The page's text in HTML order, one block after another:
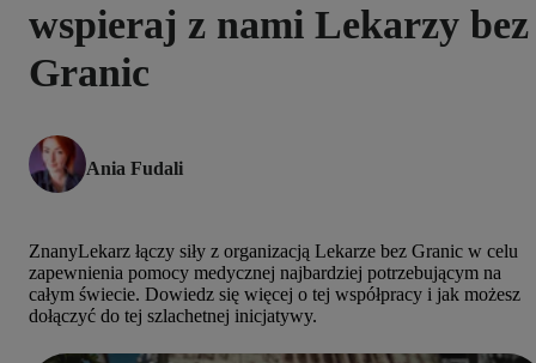
wspieraj z nami Lekarzy bez
Granic
Ania Fudali
ZnanyLekarz łączy siły z organizacją Lekarze bez Granic w celu
zapewnienia pomocy medycznej najbardziej potrzebującym na
całym świecie. Dowiedz się więcej o tej współpracy i jak możesz
dołączyć do tej szlachetnej inicjatywy.